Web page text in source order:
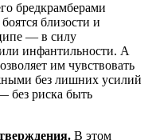
бредкрамберами
близости и
— в силу
инфантильности. А
им чувствовать
без лишних усилий
без риска быть
В этом